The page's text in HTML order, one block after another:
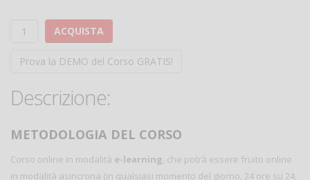
ACQUISTA
Prova la DEMO del Corso GRATIS!
Descrizione:
METODOLOGIA DEL CORSO
Corso online in modalità e-learning, che potrà essere fruito online
in modalità asincrona (in qualsiasi momento del giorno, 24 ore su 24,